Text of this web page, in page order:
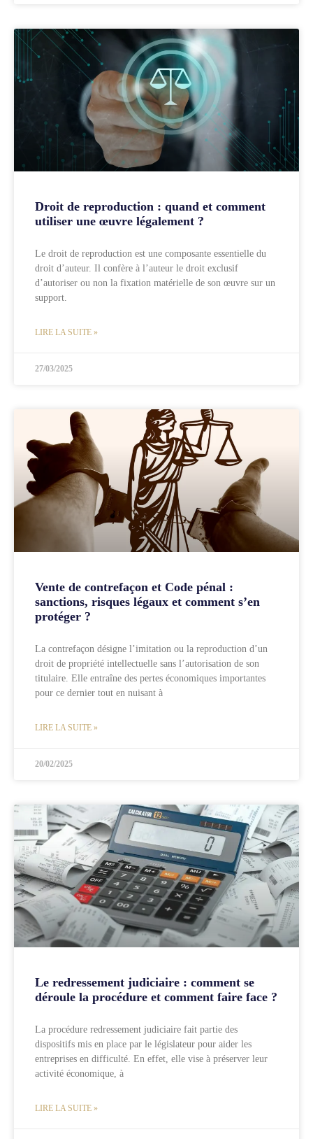
Droit de reproduction : quand et comment
utiliser une œuvre légalement ?
Le droit de reproduction est une composante essentielle du
droit d’auteur. Il confère à l’auteur le droit exclusif
d’autoriser ou non la fixation matérielle de son œuvre sur un
support.
LIRE LA SUITE »
27/03/2025
Vente de contrefaçon et Code pénal :
sanctions, risques légaux et comment s’en
protéger ?
La contrefaçon désigne l’imitation ou la reproduction d’un
droit de propriété intellectuelle sans l’autorisation de son
titulaire. Elle entraîne des pertes économiques importantes
pour ce dernier tout en nuisant à
LIRE LA SUITE »
20/02/2025
Le redressement judiciaire : comment se
déroule la procédure et comment faire face ?
La procédure redressement judiciaire fait partie des
dispositifs mis en place par le législateur pour aider les
entreprises en difficulté. En effet, elle vise à préserver leur
activité économique, à
LIRE LA SUITE »